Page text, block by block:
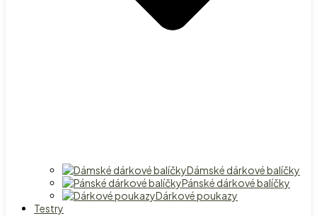
Dámské dárkové balíčky
Pánské dárkové balíčky
Dárkové poukazy
Testry